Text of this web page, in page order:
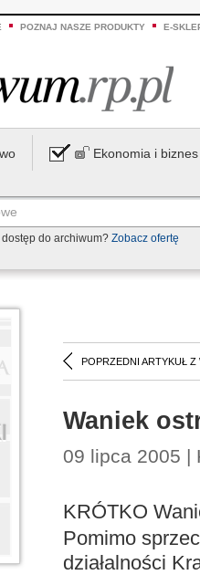
POZNAJ NASZE PRODUKTY E-
Ekonomia i biznes
do archiwum? Zobacz ofertę
POPRZEDNI ARTYKUŁ Z
Waniek
09 lipca 2005 |
KRÓTKO
Pomimo
działalności